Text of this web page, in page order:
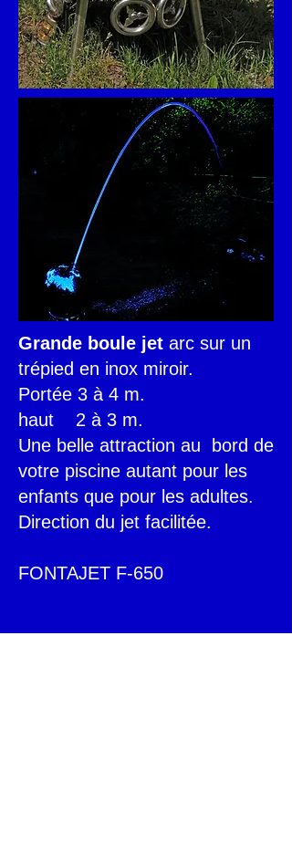
Grande boule jet arc sur un
trépied en inox miroir.
Portée 3 à 4 m.
haut 2 à 3 m.
Une belle attraction au bord de
votre piscine autant pour les
enfants que pour les adultes.
Direction du jet facilitée.
FONTAJET F-650